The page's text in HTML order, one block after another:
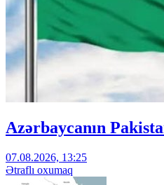
Azərbaycanın
07.08.2026, 13:25
Ətraflı oxumaq